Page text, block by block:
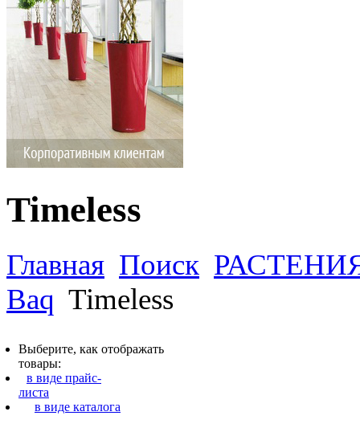
Timeless
Главная Поиск
Baq Timeless
Выберите, как отображать
товары:
в виде прайс-
листа
в виде каталога